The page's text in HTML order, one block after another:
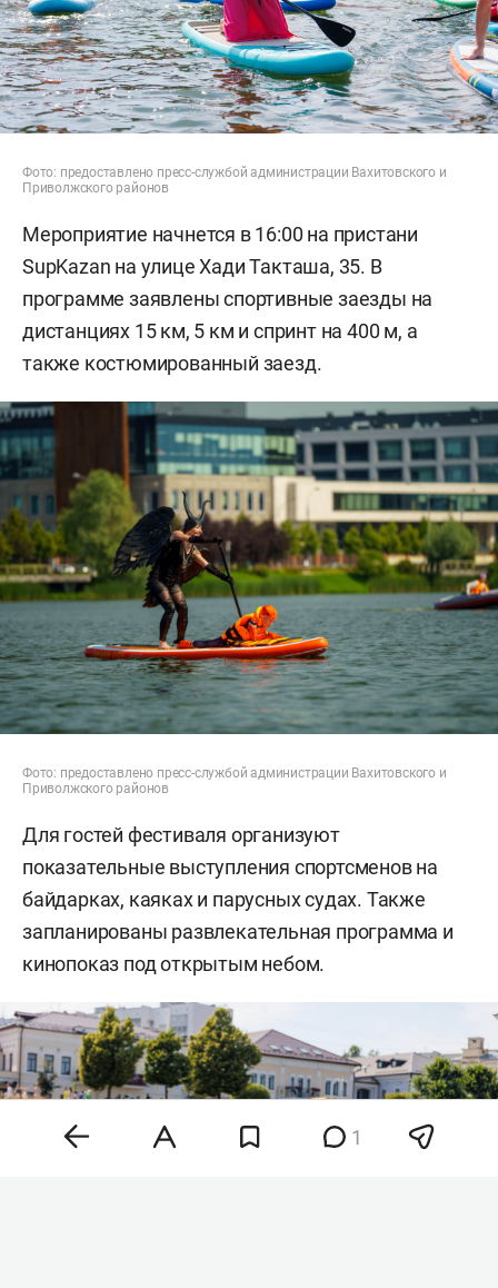
Фото: предоставлено пресс-службой администрации Вахитовского и
Приволжского районов
Мероприятие начнется в 16:00 на пристани
SupKazan на улице Хади Такташа, 35. В
программе заявлены спортивные заезды на
дистанциях 15 км, 5 км и спринт на 400 м, а
также костюмированный заезд.
Фото: предоставлено пресс-службой администрации Вахитовского и
Приволжского районов
Для гостей фестиваля организуют
показательные выступления спортсменов на
байдарках, каяках и парусных судах. Также
запланированы развлекательная программа и
кинопоказ под открытым небом.
1